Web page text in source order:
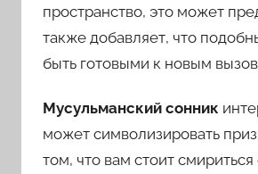
пространство, это может
также добавляет, что
быть готовыми к новым
Мусульманский сонник
может символизировать
том, что вам стоит